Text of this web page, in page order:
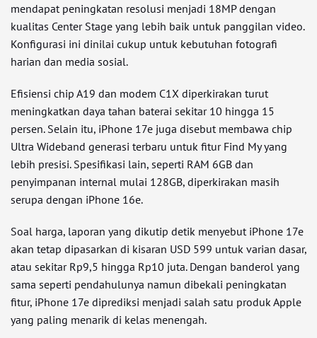
mendapat peningkatan resolusi menjadi 18MP dengan
kualitas Center Stage yang lebih baik untuk panggilan video.
Konfigurasi ini dinilai cukup untuk kebutuhan fotografi
harian dan media sosial.
Efisiensi chip A19 dan modem C1X diperkirakan turut
meningkatkan daya tahan baterai sekitar 10 hingga 15
persen. Selain itu, iPhone 17e juga disebut membawa chip
Ultra Wideband generasi terbaru untuk fitur Find My yang
lebih presisi. Spesifikasi lain, seperti RAM 6GB dan
penyimpanan internal mulai 128GB, diperkirakan masih
serupa dengan iPhone 16e.
Soal harga, laporan yang dikutip detik menyebut iPhone 17e
akan tetap dipasarkan di kisaran USD 599 untuk varian dasar,
atau sekitar Rp9,5 hingga Rp10 juta. Dengan banderol yang
sama seperti pendahulunya namun dibekali peningkatan
fitur, iPhone 17e diprediksi menjadi salah satu produk Apple
yang paling menarik di kelas menengah.